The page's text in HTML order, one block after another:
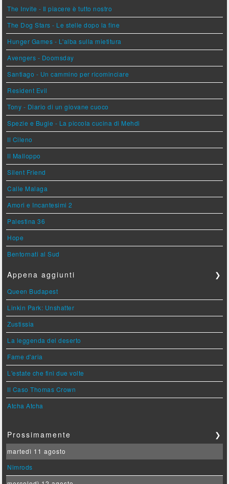
The Invite - Il piacere è tutto nostro
The Dog Stars - Le stelle dopo la fine
Hunger Games - L'alba sulla mietitura
Avengers - Doomsday
Santiago - Un cammino per ricominciare
Resident Evil
Tony - Diario di un giovane cuoco
Spezie e Bugie - La piccola cucina di Mehdi
Il Cileno
Il Malloppo
Silent Friend
Calle Malaga
Amori e Incantesimi 2
Palestina 36
Hope
Bentornati al Sud
Appena aggiunti ❯
Queen Budapest
Linkin Park: Unshatter
Zustissia
La leggenda del deserto
Fame d'aria
L'estate che finì due volte
Il Caso Thomas Crown
Atcha Atcha
Prossimamente ❯
martedì 11 agosto
Nimrods